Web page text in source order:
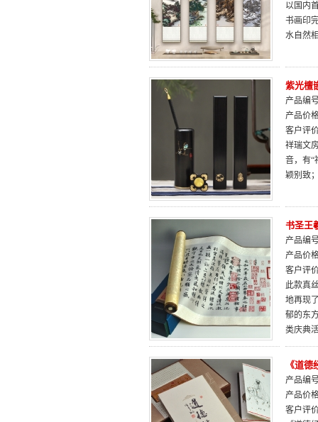
以国内
书画印
水自然
紫光檀
产品编
产品价
客户评
祥瑞文
音，有“
颖别致
书圣王
产品编
产品价
客户评
此款真
地再现
郁的东
类庆典
《道
产品编
产品价
客户评